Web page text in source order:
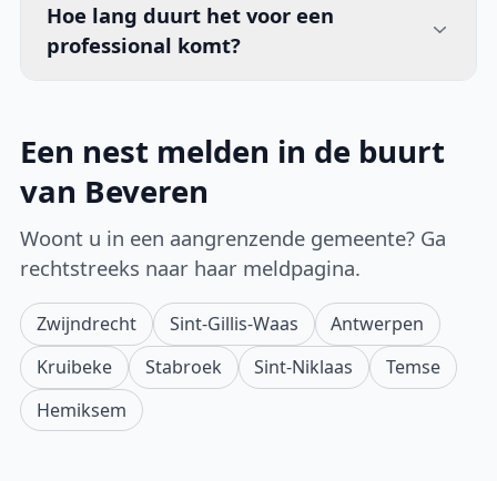
Hoe lang duurt het voor een
professional komt?
Een nest melden in de buurt
van Beveren
Woont u in een aangrenzende gemeente? Ga
rechtstreeks naar haar meldpagina.
Zwijndrecht Sint-Gillis-Waas
Antwerpen
Kruibeke
Stabroek Sint-Niklaas
Temse
Hemiksem